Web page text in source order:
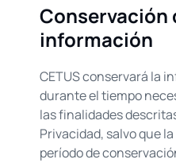
Conservación
información
CETUS conservará la
durante el tiempo
las finalidades
Privacidad, salvo que
período de